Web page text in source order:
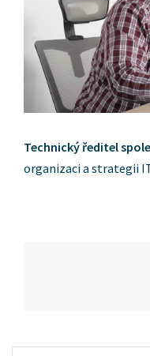
Technický ředitel
organizaci a strategii